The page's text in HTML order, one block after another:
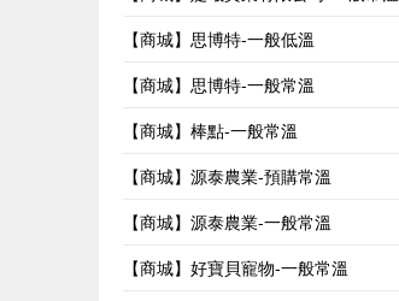
【商城】思博特-一般低溫
【商城】思博特-一般常溫
【商城】棒點-一般常溫
【商城】源泰農業-預購常溫
【商城】源泰農業-一般常溫
【商城】好寶貝寵物-一般常溫